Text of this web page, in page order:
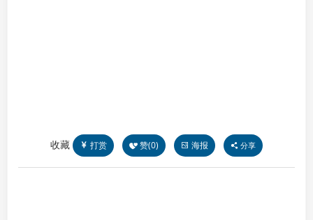
收藏 打赏 赞(0) 海报 分享